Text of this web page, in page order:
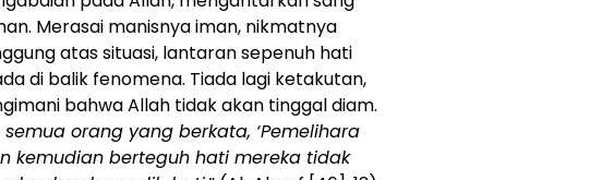
Merasai manisnya iman, nikmatnya
atas situasi, lantaran sepenuh hati
di balik fenomena. Tiada lagi ketakutan,
bahwa Allah tidak akan tinggal diam.
orang yang berkata, ‘Pemelihara
kemudian berteguh hati mereka tidak